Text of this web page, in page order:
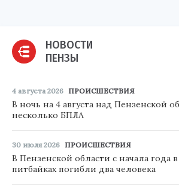
НОВОСТИ
ПЕНЗЫ
4 августа 2026 ПРОИСШЕСТВИЯ
В ночь на 4 августа над Пензенской
несколько БПЛА
30 июля 2026 ПРОИСШЕСТВИЯ
В Пензенской области с начала года
питбайках погибли два человека